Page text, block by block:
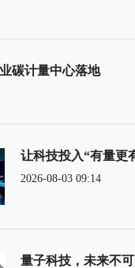
碳计量中心落地
让科技投入“有量更
2026-08-03 09:14
量子科技，未来不